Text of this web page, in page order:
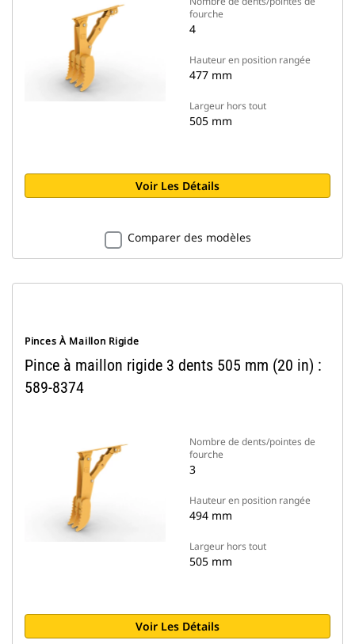
fourche
4
Hauteur en position rangée
477 mm
Largeur hors tout
505 mm
Voir Les Détails
Comparer des modèles
Pinces À Maillon Rigide
Pince à maillon rigide 3 dents 505 mm (20 in) :
589-8374
Nombre de dents/pointes de
fourche
3
Hauteur en position rangée
494 mm
Largeur hors tout
505 mm
Voir Les Détails